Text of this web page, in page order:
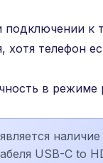
к
телефон
в режиме
USB-C to